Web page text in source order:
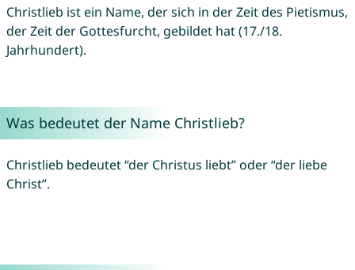
Christlieb ist ein Name, der sich in der Zeit des Pietismus,
der Zeit der Gottesfurcht, gebildet hat (17./18.
Jahrhundert).
Was bedeutet der Name Christlieb?
Christlieb bedeutet “der Christus liebt” oder “der liebe
Christ”.